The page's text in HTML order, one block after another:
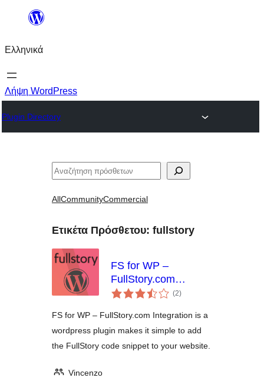
Μετάβαση
περιεχόμενο
Ελληνικά
Λήψη WordPress
Plugin Directory
Αναζήτηση
AllCommunityCommercial
Ετικέτα Πρόσθετου: fullstory
FS for WP –
FullStory.com
Integration
(2αξιολογήσεις
σύνολο
)
FS for WP – FullStory.com Integration is a
wordpress plugin makes it simple to add
the FullStory code snippet to your website.
Vincenzo